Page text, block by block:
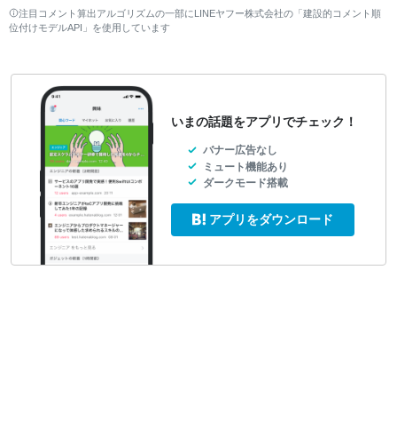
注目コメント算出アルゴリズムの一部にLINEヤフー株式会社の「建設的コメント順
位付けモデルAPI」を使用しています
いまの話題をアプリでチェック！
バナー広告なし
ミュート機能あり
ダークモード搭載
アプリをダウンロード